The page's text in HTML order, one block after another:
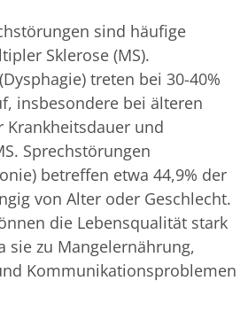
sind häufige
Sklerose (MS).
treten bei 30-40%
insbesondere bei älteren
Krankheitsdauer und
Sprechstörungen
betreffen etwa 44,9% der
von Alter oder Geschlecht.
die Lebensqualität stark
sie zu Mangelernährung,
Kommunikationsproblemen